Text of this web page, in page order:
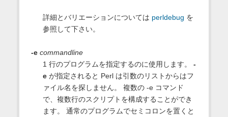
詳細とバリエーションについては perldebug を
参照して下さい。
-e commandline
1 行のプログラムを指定するのに使用します。 -
eが指定されると Perl は引数のリストからはフ
ァイル名を探しません。 複数の -e コマンド
で、複数行のスクリプトを構成することができ
ます。 通常のプログラムでセミコロンを置くと